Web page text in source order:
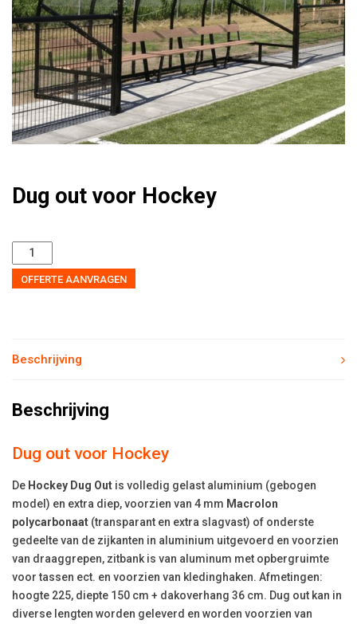
Dug out voor Hockey
OFFERTE AANVRAGEN
Beschrijving
Beschrijving
Dug out voor Hockey
De Hockey Dug Out is volledig gelast aluminium (gebogen
model) en extra diep, voorzien van 4 mm Macrolon
polycarbonaat (transparant en extra slagvast) of onderste
gedeelte van de zijkanten in aluminium uitgevoerd en voorzien
van draaggrepen, zitbank is van aluminum met opbergruimte
voor tassen ect. en voorzien van kledinghaken. Afmetingen:
hoogte 225, diepte 150 cm + dakoverhang 36 cm. Dug out kan in
diverse lengten worden geleverd en worden voorzien van